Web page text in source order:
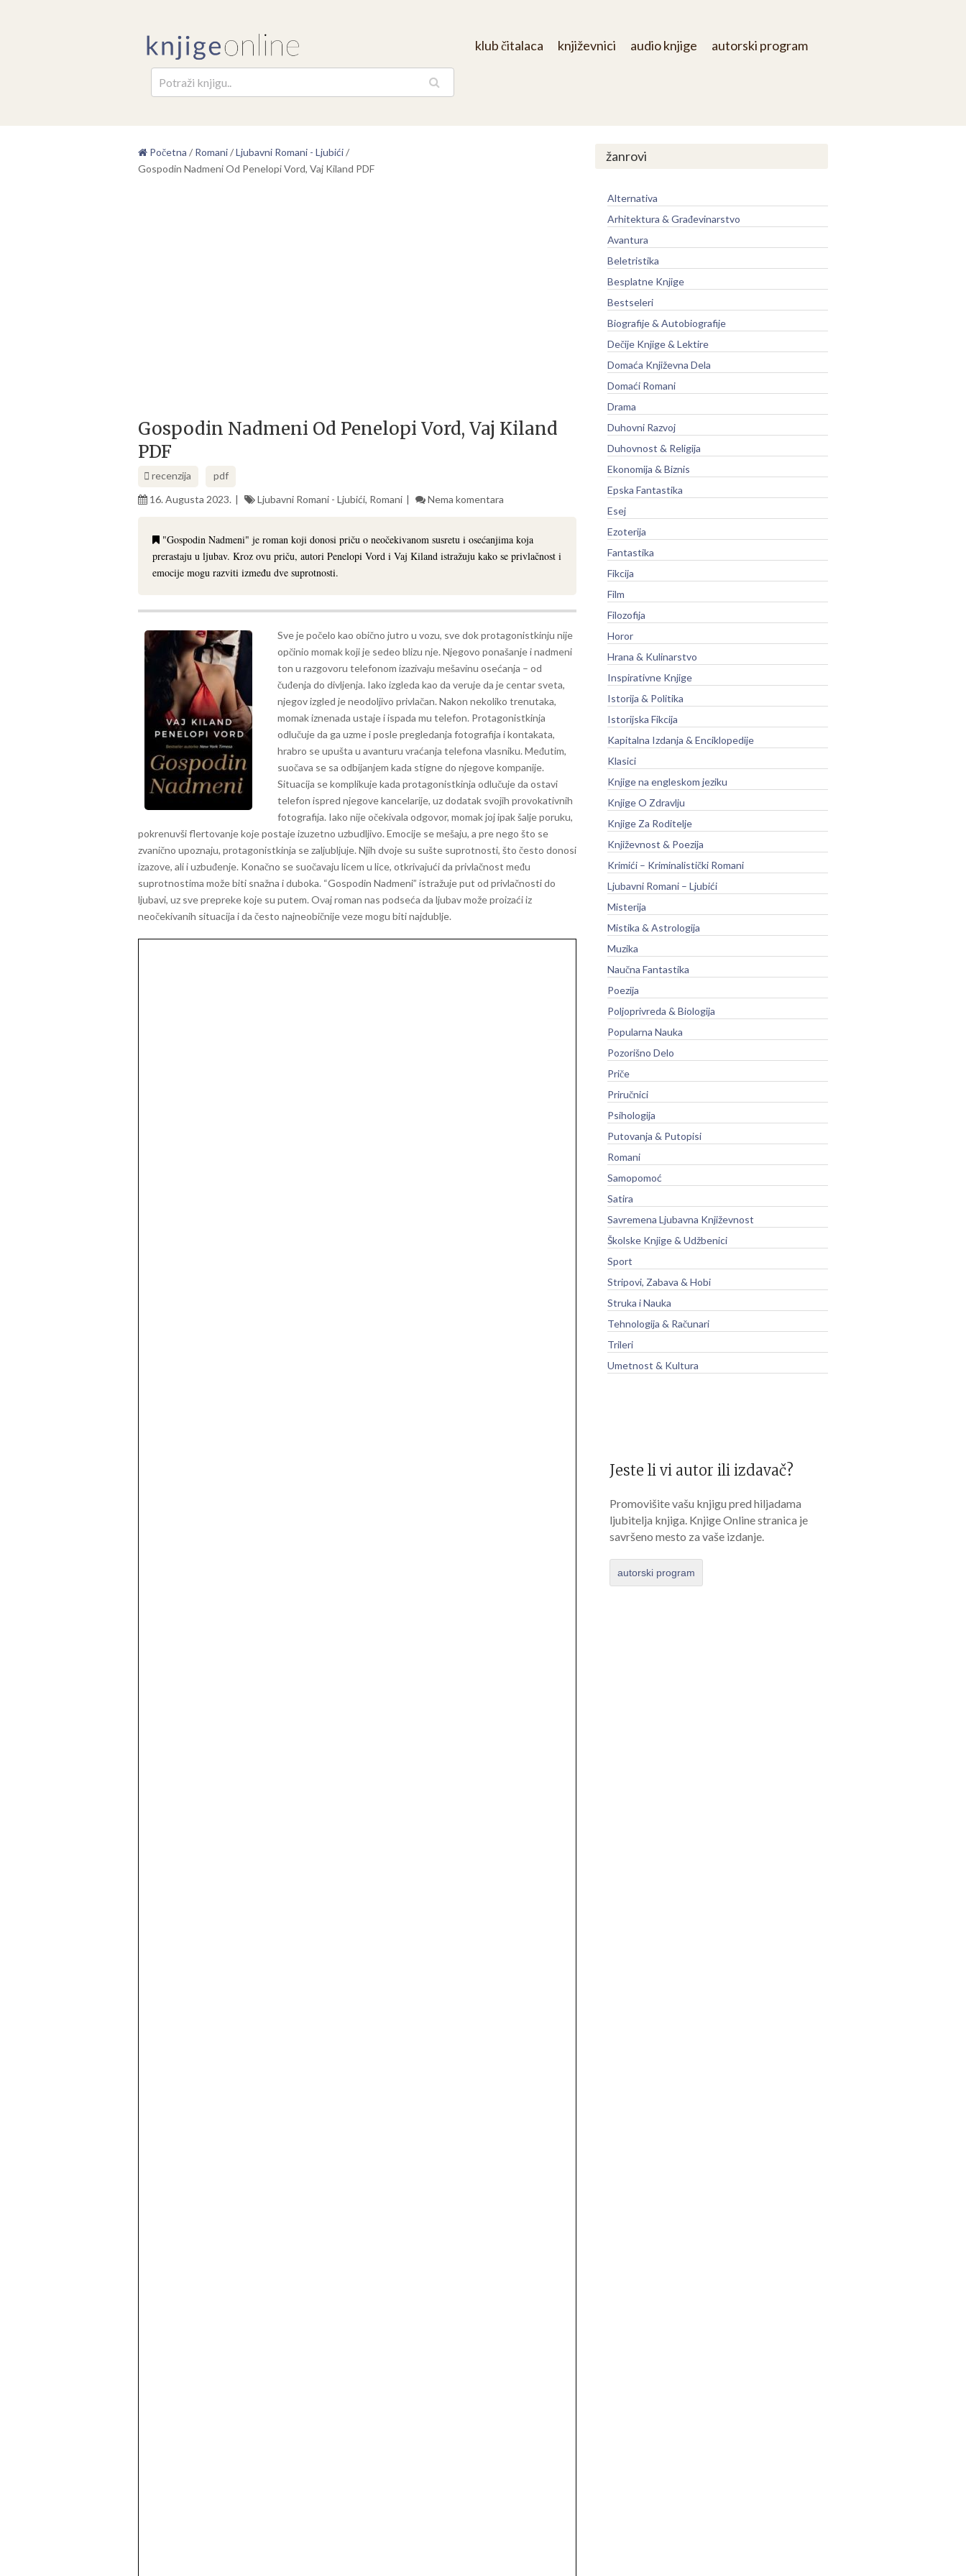
klub čitalaca književnici audio knjige autorski program
Početna / Romani/Ljubavni Romani - Ljubići/
Gospodin Nadmeni Od Penelopi Vord, Vaj Kiland PDF
Gospodin Nadmeni Od Penelopi Vord, Vaj Kiland
PDF
recenzija
pdf
16. Augusta 2023.
Ljubavni Romani - Ljubići, Romani Nema komentara
"Gospodin Nadmeni" je roman koji donosi priču o neočekivanom susretu i osećanjima koja
prerastaju u ljubav. Kroz ovu priču, autori Penelopi Vord i Vaj Kiland istražuju kako se privlačnost i
emocije mogu razviti između dve suprotnosti.
Sve je počelo kao obično jutro u vozu, sve dok protagonistkinju nije
opčinio momak koji je sedeo blizu nje. Njegovo ponašanje i nadmeni
ton u razgovoru telefonom izazivaju mešavinu osećanja – od
čuđenja do divljenja. Iako izgleda kao da veruje da je centar sveta,
njegov izgled je neodoljivo privlačan. Nakon nekoliko trenutaka,
momak iznenada ustaje i ispada mu telefon. Protagonistkinja
odlučuje da ga uzme i posle pregledanja fotografija i kontakata,
hrabro se upušta u avanturu vraćanja telefona vlasniku. Međutim,
suočava se sa odbijanjem kada stigne do njegove kompanije.
Situacija se komplikuje kada protagonistkinja odlučuje da ostavi
telefon ispred njegove kancelarije, uz dodatak svojih provokativnih
fotografija. Iako nije očekivala odgovor, momak joj ipak šalje poruku,
pokrenuvši flertovanje koje postaje izuzetno uzbudljivo. Emocije se mešaju, a pre nego što se
zvanično upoznaju, protagonistkinja se zaljubljuje. Njih dvoje su sušte suprotnosti, što često donosi
izazove, ali i uzbuđenje. Konačno se suočavaju licem u lice, otkrivajući da privlačnost među
suprotnostima može biti snažna i duboka. “Gospodin Nadmeni” istražuje put od privlačnosti do
ljubavi, uz sve prepreke koje su putem. Ovaj roman nas podseća da ljubav može proizaći iz
neočekivanih situacija i da često najneobičnije veze mogu biti najdublje.
žanrovi
Alternativa
Arhitektura & Građevinarstvo
Avantura
Beletristika
Besplatne Knjige
Bestseleri
Biografije & Autobiografije
Dečije Knjige & Lektire
Domaća Književna Dela
Domaći Romani
Drama
Duhovni Razvoj
Duhovnost & Religija
Ekonomija & Biznis
Epska Fantastika
Esej
Ezoterija
Fantastika
Fikcija
Film
Filozofija
Horor
Hrana & Kulinarstvo
Inspirativne Knjige
Istorija & Politika
Istorijska Fikcija
Kapitalna Izdanja & Enciklopedije
Klasici
Knjige na engleskom jeziku
Knjige O Zdravlju
Knjige Za Roditelje
Književnost & Poezija
Krimići – Kriminalistički Romani
Ljubavni Romani – Ljubići
Misterija
Mistika & Astrologija
Muzika
Naučna Fantastika
Poezija
Poljoprivreda & Biologija
Popularna Nauka
Pozorišno Delo
Priče
Priručnici
Psihologija
Putovanja & Putopisi
Romani
Samopomoć
Satira
Savremena Ljubavna Književnost
Školske Knjige & Udžbenici
Sport
Stripovi, Zabava & Hobi
Struka i Nauka
Tehnologija & Računari
Trileri
Umetnost & Kultura
Jeste li vi autor ili izdavač?
Promovišite vašu knjigu pred hiljadama
ljubitelja knjiga. Knjige Online stranica je
savršeno mesto za vaše izdanje.
autorski program